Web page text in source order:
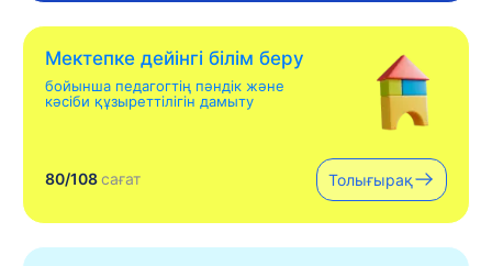
Мектепке дейінгі білім беру
бойынша педагогтің пәндік және
кәсіби құзыреттілігін дамыту
80/108сағат Толығырақ